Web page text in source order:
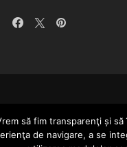
să fim transparenţi și
de navigare, a se